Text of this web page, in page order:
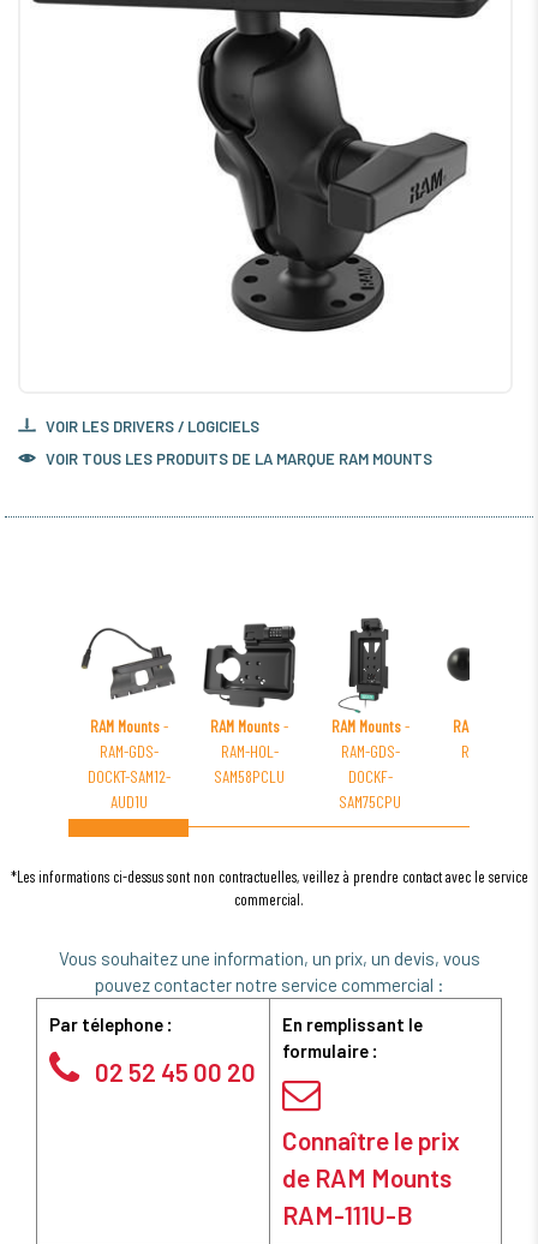
VOIR LES DRIVERS / LOGICIELS
VOIR TOUS LES PRODUITS DE LA MARQUE RAM MOUNTS
RAM Mounts-
RAM-GDS-
DOCKT-SAM12-
AUD1U
RAM Mounts-
RAM-HOL-
SAM58PCLU
RAM Mounts-
RAM-GDS-
DOCKF-
SAM75CPU
RAM Mounts
RAM-230U
*Les informations ci-dessus sont non contractuelles, veillez à prendre contact avec le service
commercial.
Vous souhaitez une information, un prix, un devis, vous
pouvez contacter notre service commercial :
Par télephone :
02 52 45 00 20
En remplissant le
formulaire :
Connaître le prix
de RAM Mounts
RAM-111U-B